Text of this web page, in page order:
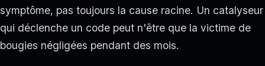
symptôme, pas toujours la cause racine. Un catalyseur
qui déclenche un code peut n'être que la victime de
bougies négligées pendant des mois.